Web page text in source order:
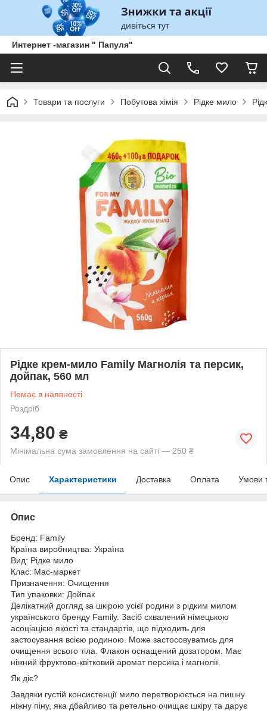
Интернет -магазин " Папуля"
Товари та послуги Побутова хімія Рідке мило
Рідке крем-мило Family Магнолія та персик,
дойпак, 560 мл
Немає в наявності
Роздріб
34,80 ₴
Мінімальна сума замовлення на сайті — 250 ₴
Опис Характеристики Доставка Оплата Умови
Опис
Бренд: Family
Країна виробництва: Україна
Вид: Рідке мило
Клас: Мас-маркет
Призначення: Очищення
Тип упаковки: Дойпак
Делікатний догляд за шкірою усієї родини з рідким милом
українського бренду Family. Засіб схвалений німецькою
асоціацією якості та стандартів, що підходить для
застосування всією родиною. Може застосовуватись для
очищення всього тіла. Флакон оснащений дозатором. Має
ніжний фруктово-квітковий аромат персика і магнолії.
Як діє?
Завдяки густій консистенції мило перетворюється на пишну
ніжну піну, яка дбайливо та ретельно очищає шкіру та дарує